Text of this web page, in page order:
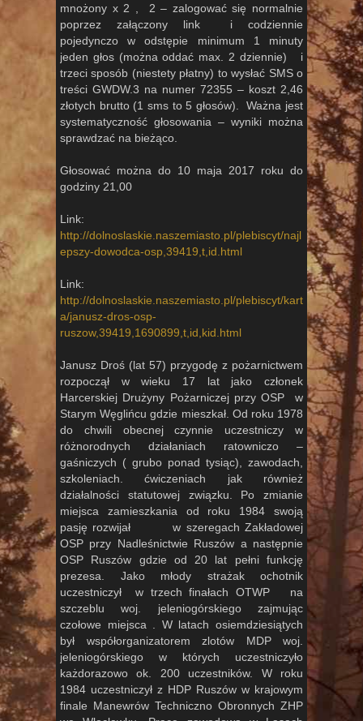
mnożony x 2 , 2 – zalogować się normalnie
poprzez załączony link i codziennie
pojedynczo w odstępie minimum 1 minuty
jeden głos (można oddać max. 2 dziennie) i
trzeci sposób (niestety płatny) to wysłać SMS o
treści GWDW.3 na numer 72355 – koszt 2,46
złotych brutto (1 sms to 5 głosów). Ważna jest
systematyczność głosowania – wyniki można
sprawdzać na bieżąco.
Głosować można do 10 maja 2017 roku do
godziny 21,00
Link:
http://dolnoslaskie.naszemiasto.pl/plebiscyt/najl
epszy-dowodca-osp,39419,t,id.html
Link:
http://dolnoslaskie.naszemiasto.pl/plebiscyt/kart
a/janusz-dros-osp-
ruszow,39419,1690899,t,id,kid.html
Janusz Droś (lat 57) przygodę z pożarnictwem
rozpoczął w wieku 17 lat jako członek
Harcerskiej Drużyny Pożarniczej przy OSP w
Starym Węglińcu gdzie mieszkał. Od roku 1978
do chwili obecnej czynnie uczestniczy w
różnorodnych działaniach ratowniczo –
gaśniczych ( grubo ponad tysiąc), zawodach,
szkoleniach. ćwiczeniach jak również
działalności statutowej związku. Po zmianie
miejsca zamieszkania od roku 1984 swoją
pasję rozwijał w szeregach Zakładowej
OSP przy Nadleśnictwie Ruszów a następnie
OSP Ruszów gdzie od 20 lat pełni funkcję
prezesa. Jako młody strażak ochotnik
uczestniczył w trzech finałach OTWP na
szczeblu woj. jeleniogórskiego zajmując
czołowe miejsca . W latach osiemdziesiątych
był współorganizatorem zlotów MDP woj.
jeleniogórskiego w których uczestniczyło
każdorazowo ok. 200 uczestników. W roku
1984 uczestniczył z HDP Ruszów w krajowym
finale Manewrów Techniczno Obronnych ZHP